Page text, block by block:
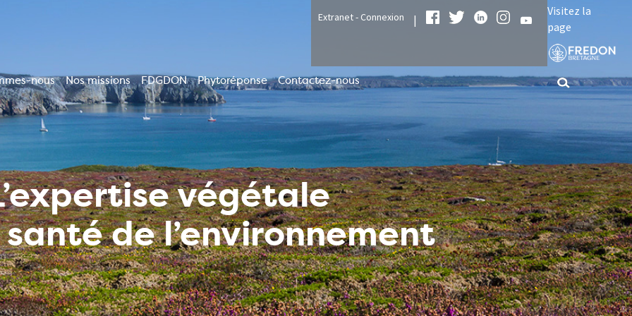
Extranet - Connexion |
Visitez la
page
nous Nos missions FDGDON Phytoréponse Contactez-nous
végétale
de l’environnement